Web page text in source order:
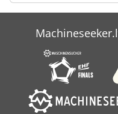
Claas Volto 77
Dieci Mini Agri 26.6
Yanmar Vio 55